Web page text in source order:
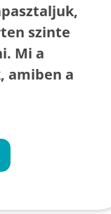
szinte
Mi a
amiben a